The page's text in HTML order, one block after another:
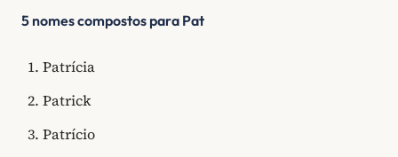
5 nomes compostos para Pat
Patrícia
Patrick
Patrício